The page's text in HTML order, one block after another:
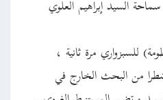
السيد إبراهيم العلوي
للسبزواري مرة ثانية ،
من البحث الخارج في